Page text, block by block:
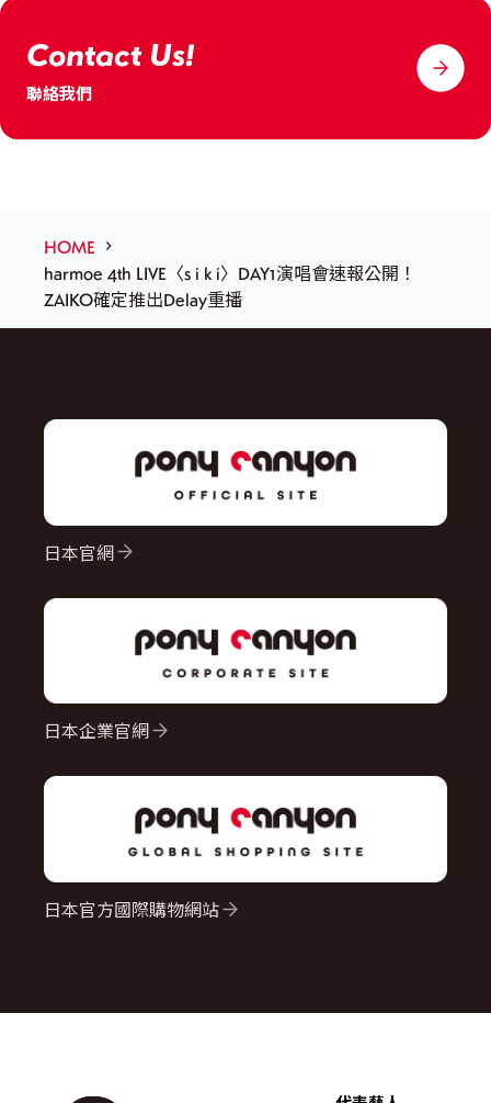
Contact Us!
聯絡我們
HOME
harmoe 4th LIVE〈s i k i〉DAY1演唱會速報公開！
ZAIKO確定推出Delay重播
日本官網
日本企業官網
日本官方國際購物網站